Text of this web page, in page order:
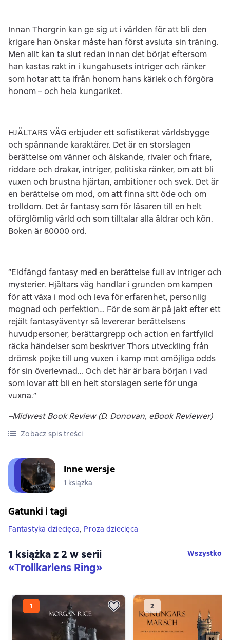
Innan Thorgrin kan ge sig ut i världen för att bli den
krigare han önskar måste han först avsluta sin träning.
Men allt kan ta slut redan innan det börjat eftersom
han kastas rakt in i kungahusets intriger och ränker
som hotar att ta ifrån honom hans kärlek och förgöra
honom – och hela kungariket.
HJÄLTARS VÄG erbjuder ett sofistikerat världsbygge
och spännande karaktärer. Det är en storslagen
berättelse om vänner och älskande, rivaler och friare,
riddare och drakar, intriger, politiska ränker, om att bli
vuxen och brustna hjärtan, ambitioner och svek. Det är
en berättelse om mod, om att finna sitt öde och om
trolldom. Det är fantasy som för läsaren till en helt
oförglömlig värld och som tilltalar alla åldrar och kön.
Boken är 80000 ord.
”Eldfängd fantasy med en berättelse full av intriger och
mysterier. Hjältars väg handlar i grunden om kampen
för att växa i mod och leva för erfarenhet, personlig
mognad och perfektion… För de som är på jakt efter ett
rejält fantasyäventyr så levererar berättelsens
huvudpersoner, berättargrepp och action en fartfylld
räcka händelser som beskriver Thors utveckling från
drömsk pojke till ung vuxen i kamp mot omöjliga odds
för sin överlevnad… Och det här är bara början i vad
som lovar att bli en helt storslagen serie för unga
vuxna.”
–Midwest Book Review (D. Donovan, eBook Reviewer)
Zobacz spis treści
Inne wersje
1 książka
Gatunki i tagi
Fantastyka dziecięca, Proza dziecięca
1 książka z 2 w serii
«Trollkarlens Ring»
Wszystko